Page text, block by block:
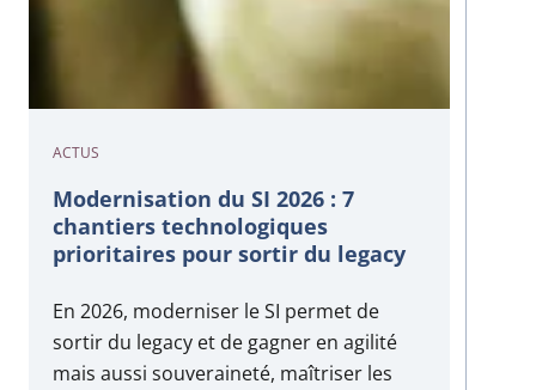
ACTUS
Modernisation du SI 2026 : 7
chantiers technologiques
prioritaires pour sortir du legacy
En 2026, moderniser le SI permet de
sortir du legacy et de gagner en agilité
mais aussi souveraineté, maîtriser les